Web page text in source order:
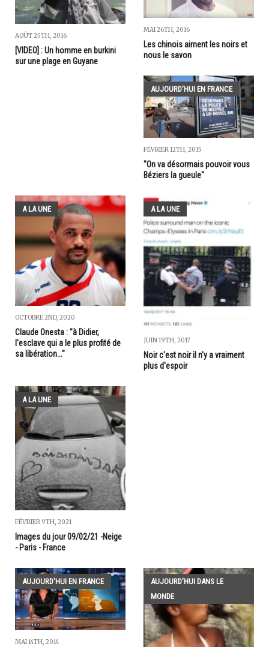
AOÛT 25TH, 2016
[VIDEO] : Un homme en burkini
sur une plage en Guyane
MAI 26TH, 2016
Les chinois aiment les noirs et
nous le savon
AUJOURD'HUI EN FRANCE
FÉVRIER 12TH, 2015
"On va désormais pouvoir vous
Béziers la gueule"
A LA UNE
OCTOBRE 2ND, 2020
Claude Onesta : "à Didier,
l'esclave qui a le plus profité de
sa libération..."
A LA UNE
JUIN 19TH, 2017
Noir c'est noir il n'y a vraiment
plus d'espoir
A LA UNE
FÉVRIER 9TH, 2021
Images du jour 09/02/21 -Neige
- Paris - France
AUJOURD'HUI EN FRANCE
MAI 14TH, 2014
AUJOURD'HUI DANS LE
MONDE